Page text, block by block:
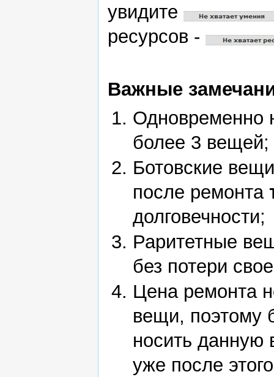
увидите
ресурсов -
Важные
Одновременно
более 3 вещей;
Ботовские
после ремонта
долговечности;
Раритетные
без потери
Цена ремонта
вещи, поэтому
носить данную
уже после